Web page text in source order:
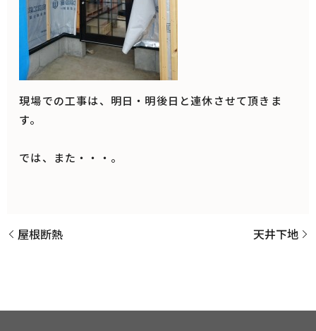
現場での工事は、明日・明後日と連休させて頂きま
す。
では、また・・・。
屋根断熱 天井下地